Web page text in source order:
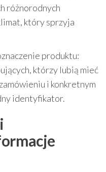
różnorodnych
który sprzyja
produktu:
którzy lubią mieć
i konkretnym
identyfikator.